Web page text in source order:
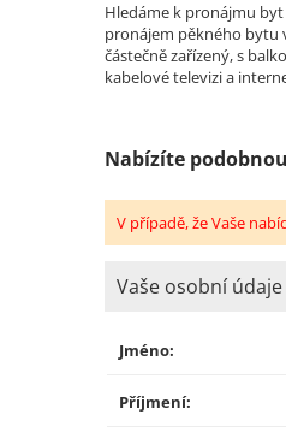
Hledáme k pronájmu byt
pronájem pěkného bytu
částečně zařízený, s
kabelové televizi a
Nabízíte
V případě, že Vaše
Vaše osobní údaje
Jméno:
Příjmení: